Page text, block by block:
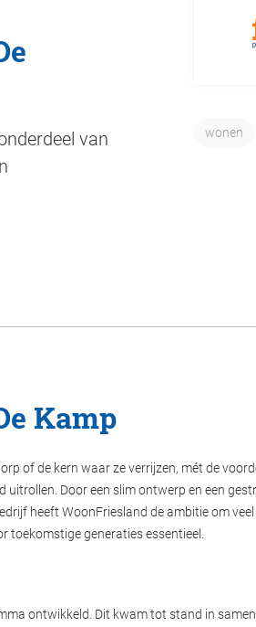
wonen
van
Kamp
of de kern waar ze verrijzen, mét de
Door een slim ontwerp en een
heeft WoonFriesland de ambitie om
generaties essentieel.
ontwikkeld. Dit kwam tot stand in